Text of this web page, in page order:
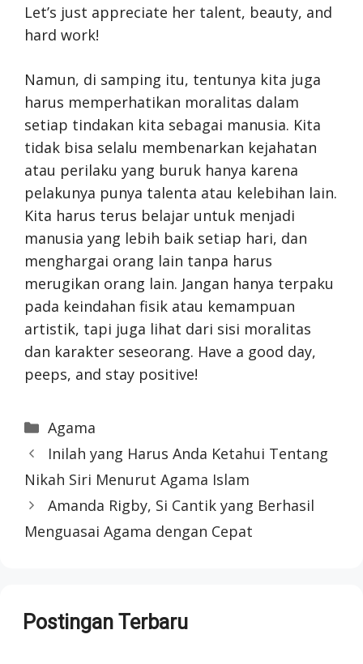
Let’s just appreciate her talent, beauty, and
hard work!
Namun, di samping itu, tentunya kita juga
harus memperhatikan moralitas dalam
setiap tindakan kita sebagai manusia. Kita
tidak bisa selalu membenarkan kejahatan
atau perilaku yang buruk hanya karena
pelakunya punya talenta atau kelebihan lain.
Kita harus terus belajar untuk menjadi
manusia yang lebih baik setiap hari, dan
menghargai orang lain tanpa harus
merugikan orang lain. Jangan hanya terpaku
pada keindahan fisik atau kemampuan
artistik, tapi juga lihat dari sisi moralitas
dan karakter seseorang. Have a good day,
peeps, and stay positive!
Categories
Agama
Inilah yang Harus Anda Ketahui Tentang
Nikah Siri Menurut Agama Islam
Amanda Rigby, Si Cantik yang Berhasil
Menguasai Agama dengan Cepat
Postingan Terbaru